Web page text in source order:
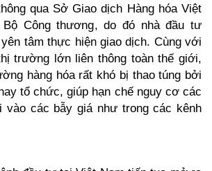
qua Sở Giao dịch Hàng hóa Việt
Công thương, do đó nhà đầu tư
tâm thực hiện giao dịch. Cùng với
trường lớn liên thông toàn thế giới,
hàng hóa rất khó bị thao túng bởi
tổ chức, giúp hạn chế nguy cơ các
vào các bẫy giá như trong các kênh